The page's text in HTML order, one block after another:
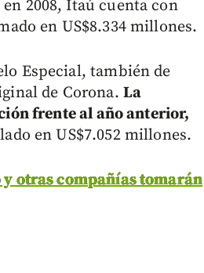
2008, Itaú cuenta con
en US$8.334 millones.
Especial, también de
de Corona. La
frente al año anterior,
en US$7.052 millones.
y otras compañías tomarán